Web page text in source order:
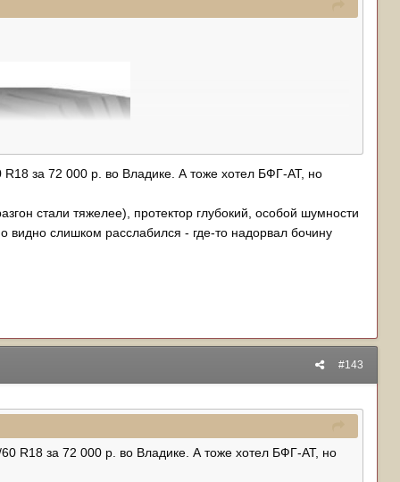
за 72 000 р. во Владике. А тоже хотел БФГ-АТ, но
стали тяжелее), протектор глубокий, особой шумности
слишком расслабился - где-то надорвал бочину
#143
R18 за 72 000 р. во Владике. А тоже хотел БФГ-АТ, но